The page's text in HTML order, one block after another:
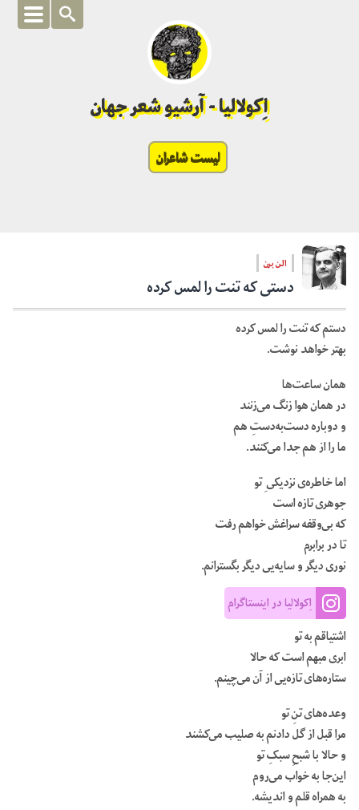
اِکولالیا - آرشیو شعر جهان
لیست شاعران
الن برن
دستی که تنت را لمس کرده
دستم که تنت را لمس کرده
بهتر خواهد نوشت.
همان ساعت‌ها
در همان هوا زنگ می‌زنند
و دوباره دست‌به‌دستِ هم
ما را از هم جدا می‌کنند.
اما خاطره‌ی نزدیکی ِ تو
جوهری تازه‌ است
که بی‌وقفه سراغش خواهم رفت
تا در برابرم
نوری دیگر و سایه‌یی دیگر بگسترانم.
اِکولالیا در اینستاگرام
اشتیاقم به تو
ابری مبهم است که حالا
ستاره‌های تازه‌یی از آن می‌چینم.
وعده‌های تنِ تو
مرا قبل از گل دادنم به صلیب می‌کشند
و حالا با شبحِ سبکِ تو
این‌جا به خواب می‌روم
به همراه قلم و اندیشه.